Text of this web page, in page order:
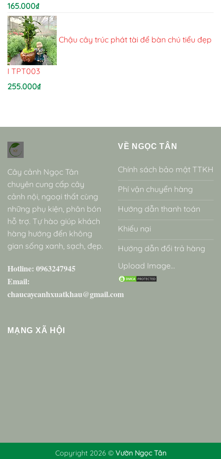
165.000₫
Chậu cây trúc phát tài để bàn chú tiểu đẹp
I TPT003
255.000₫
Cây cảnh Ngọc Tân
chuyên cung cấp cây
cảnh nội, ngoại thất cùng
những phụ kiện, phân bón
hỗ trợ. Tự hào giúp khách
hàng hướng đến không
gian sống xanh, sạch, đẹp.
Hotline: 0963247945
Email:
chaucaycanhxuatkhau@gmail.com
VỀ NGỌC TÂN
Chính sách bảo mật TTKH
Phí vận chuyển hàng
Hướng dẫn thanh toán
Khiếu nại
Hướng dẫn đổi trả hàng
Upload Image...
MẠNG XÃ HỘI
Copyright 2026 © Vườn Ngọc Tân